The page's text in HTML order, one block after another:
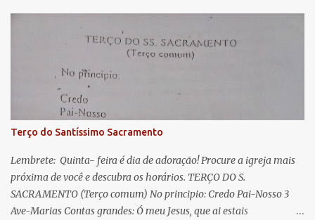
lágrimas. Eia, pois, Advogada nossa, estes vossos olhos
misericordiosos a nós volvei, e depois deste desterro, mostrai-nos
Jesus. Bendito é o fruto do vosso ventre, ó clemente, ó piedosa, ó
doce e sempre Virgem Maria. Rogai por nós Santa Mãe de Deus.
Para que sejamos dignos das promessas de Cristo. Amém.
Terço do Santíssimo Sacramento
Lembrete: Quinta- feira é dia de adoração! Procure a igreja mais
próxima de você e descubra os horários. TERÇO DO S.
SACRAMENTO (Terço comum) No principio: Credo Pai-Nosso 3
Ave-Marias Contas grandes: Ó meu Jesus, que ai estais